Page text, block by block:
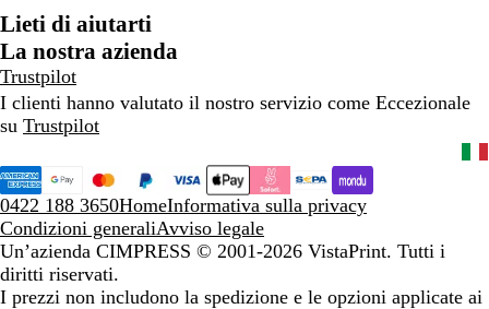
Lieti di aiutarti
La nostra azienda
Trustpilot
I clienti hanno valutato il nostro servizio come Eccezionale
su Trustpilot
0422 188 3650HomeInformativa sulla privacy
Condizioni generaliAvviso legale
Un’azienda CIMPRESS © 2001-2026 VistaPrint. Tutti i
diritti riservati.
I prezzi non includono la spedizione e le opzioni applicate ai